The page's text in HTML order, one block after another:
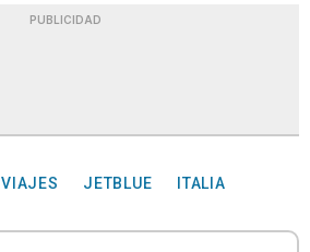
PUBLICIDAD
VIAJES JETBLUE
ITALIA